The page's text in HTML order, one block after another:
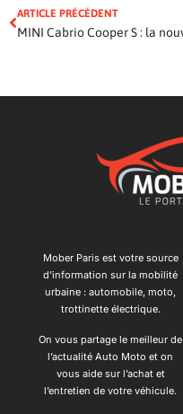
ARTICLE PRÉCÉDENT
Mober Paris est votre source
d’information sur la mobilité
urbaine : automobile, moto,
trottinette électrique.
On vous partage le meilleur de
l’actualité Auto Moto et on
vous aide sur l’achat et
l’entretien de votre véhicule.